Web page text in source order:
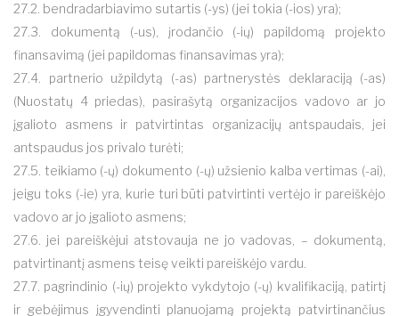
27.2. bendradarbiavimo sutartis (-ys) (jei tokia (-ios) yra);
27.3. dokumentą (-us), įrodančio (-ių) papildomą projekto
finansavimą (jei papildomas finansavimas yra);
27.4. partnerio užpildytą (-as) partnerystės deklaraciją (-as)
(Nuostatų 4 priedas), pasirašytą organizacijos vadovo ar jo
įgalioto asmens ir patvirtintas organizacijų antspaudais, jei
antspaudus jos privalo turėti;
27.5. teikiamo (-ų) dokumento (-ų) užsienio kalba vertimas (-ai),
jeigu toks (-ie) yra, kurie turi būti patvirtinti vertėjo ir pareiškėjo
vadovo ar jo įgalioto asmens;
27.6. jei pareiškėjui atstovauja ne jo vadovas, – dokumentą,
patvirtinantį asmens teisę veikti pareiškėjo vardu.
27.7. pagrindinio (-ių) projekto vykdytojo (-ų) kvalifikaciją, patirtį
ir gebėjimus įgyvendinti planuojamą projektą patvirtinančius